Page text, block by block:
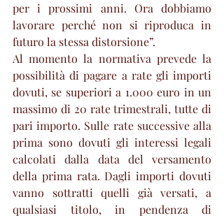
per i prossimi anni. Ora dobbiamo
lavorare perché non si riproduca in
futuro la stessa distorsione”.
Al momento la normativa prevede la
possibilità di pagare a rate gli importi
dovuti, se superiori a 1.000 euro in un
massimo di 20 rate trimestrali, tutte di
pari importo. Sulle rate successive alla
prima sono dovuti gli interessi legali
calcolati dalla data del versamento
della prima rata. Dagli importi dovuti
vanno sottratti quelli già versati, a
qualsiasi titolo, in pendenza di